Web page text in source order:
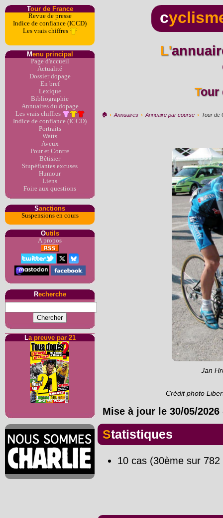
Tour de France
Revue de presse
Indice de confiance (ICCD)
Les vrais chiffres
Menu principal
Page d'accueil
Actualité
Dossier dopage
En bref
Lexique
Bibliographie
Annuaires du dopage
Les vrais chiffres
Indice de confiance (ICCD)
Portraits
Watts
Aveux
Pour et Contre
Bêtisier
Stupéfiantes excuses
Humour
Liens
Foire aux questions
Sanctions
Suspensions en cours
Outils
A propos
Recherche
La preuve par 21
c
L'annuaire du dopage par
🏠︎ › Annuaires › Annuaire par course › Tour de
Jan
Crédit photo
Mise à jour le 30/05/2026
Statistiques
10 cas (30ème sur 782